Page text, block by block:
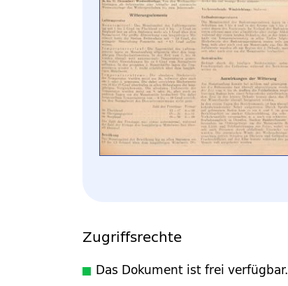
Zugriffsrechte
Das Dokument ist frei verfügbar.